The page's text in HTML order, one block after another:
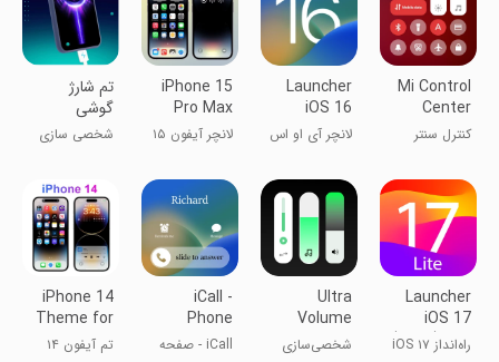
Mi Control
Center
کنترل سنتر
نوتیفیکیشن‌ها
و تنظیمات
سریع
Launcher
iOS 16
لانچر آی او اس
iPhone 15
Pro Max
Launcher لانچر آیفون ۱۵
تم شارژ
گوشی
شخصی سازی
Launcher
iOS 17
(TiOS) Lite
راه‌انداز iOS ۱۷
Ultra
Volume
Control
شخصی‌سازی
iCall -
Phone
DialeriCall - صفحه
iPhone 14
Theme for
Android تم آیفون ۱۴